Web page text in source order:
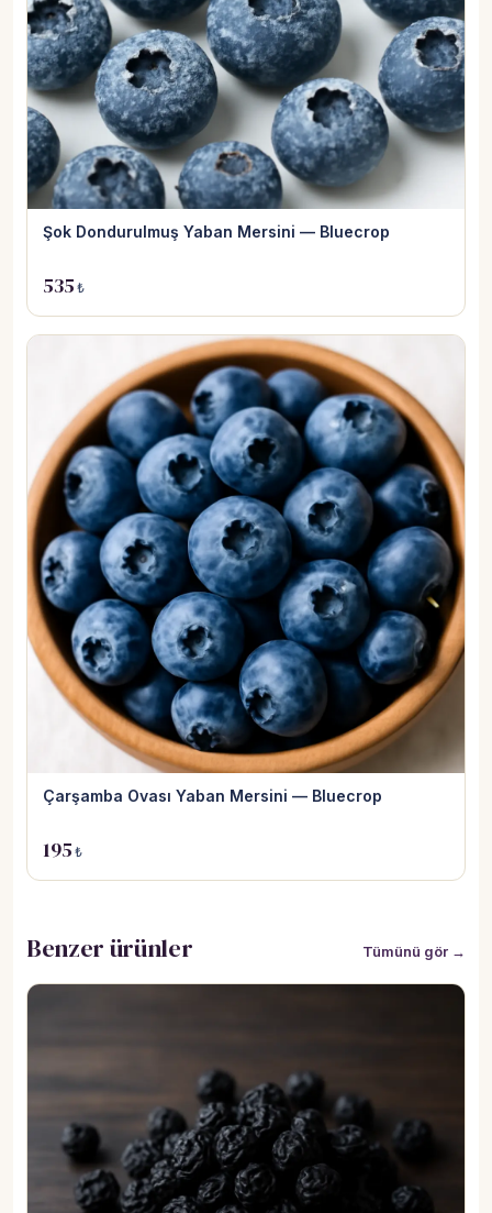
Şok Dondurulmuş Yaban Mersini — Bluecrop
535 ₺
Çarşamba Ovası Yaban Mersini — Bluecrop
195 ₺
Benzer ürünler Tümünü gör →